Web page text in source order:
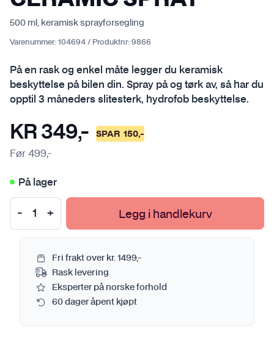
500 ml, keramisk sprayforsegling
Varenummer: 104694 / Produktnr: 9866
På en rask og enkel måte legger du keramisk
beskyttelse på bilen din. Spray på og tørk av, så har du
opptil 3 måneders slitesterk, hydrofob beskyttelse.
KR 349,- SPAR 150,-
Før499,-
På lager
Legg i handlekurv
Fri frakt over kr. 1499,-
Rask levering
Eksperter på norske forhold
60 dager åpent kjøpt